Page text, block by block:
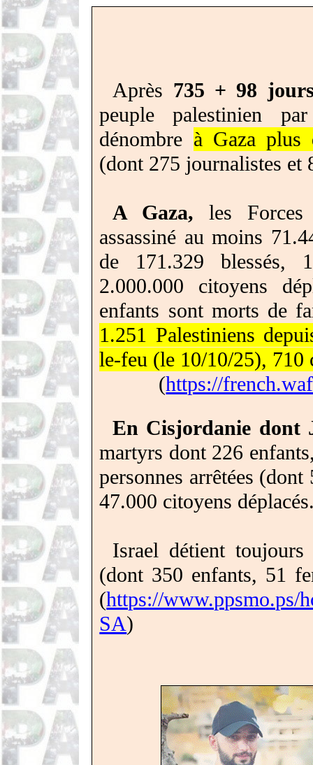
Après 735 + 98
peuple palestinien
dénombre à Gaza plus
(dont 275 journalistes et
A Gaza, les Forces
assassiné au moins
de 171.329 blessés,
2.000.000 citoyens
enfants sont morts de
1.251 Palestiniens
le-feu (le 10/10/25), 710
(https://
En Cisjordanie dont
martyrs dont 226
personnes arrêtées
47.000 citoyens
Israel détient
(dont 350 enfants, 51
(https://www.ppsmo.ps/
SA)